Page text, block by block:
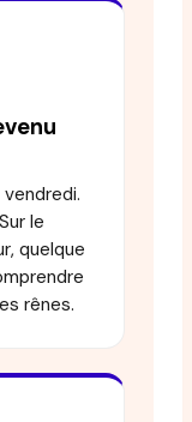
le
quelque
rênes.